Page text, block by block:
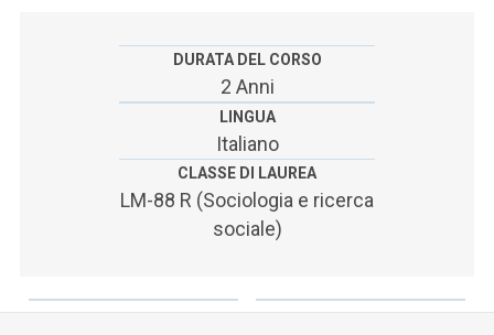
DURATA DEL CORSO
2 Anni
LINGUA
Italiano
CLASSE DI LAUREA
LM-88 R (Sociologia e ricerca
sociale)